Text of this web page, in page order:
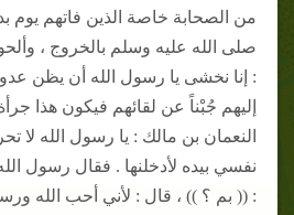
من الصحابة خاصة الذين فاتهم يوم
صلى الله عليه وسلم بالخروج ،
: إنا نخشى يا رسول الله أن يظن
إليهم جُبْناً عن لقائهم فيكون هذا
النعمان بن مالك : يا رسول الله لا
نفسي بيده لأدخلنها . فقال رسول
: (( بم ؟ )) ، قال : لأني أحب الله